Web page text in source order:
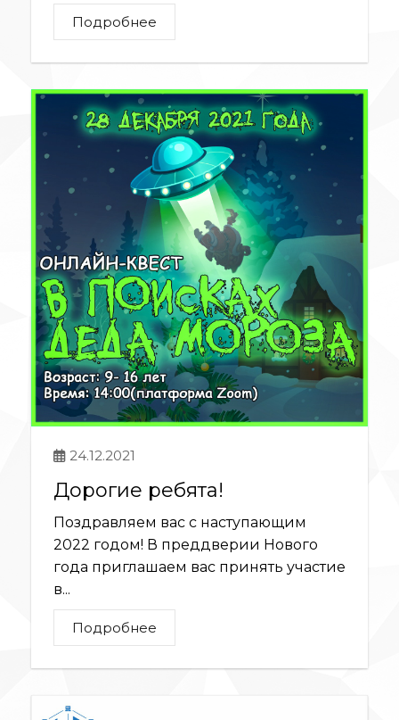
Подробнее
24.12.2021
Дорогие ребята!
Поздравляем вас с наступающим
2022 годом! В преддверии Нового
года приглашаем вас принять участие
в...
Подробнее